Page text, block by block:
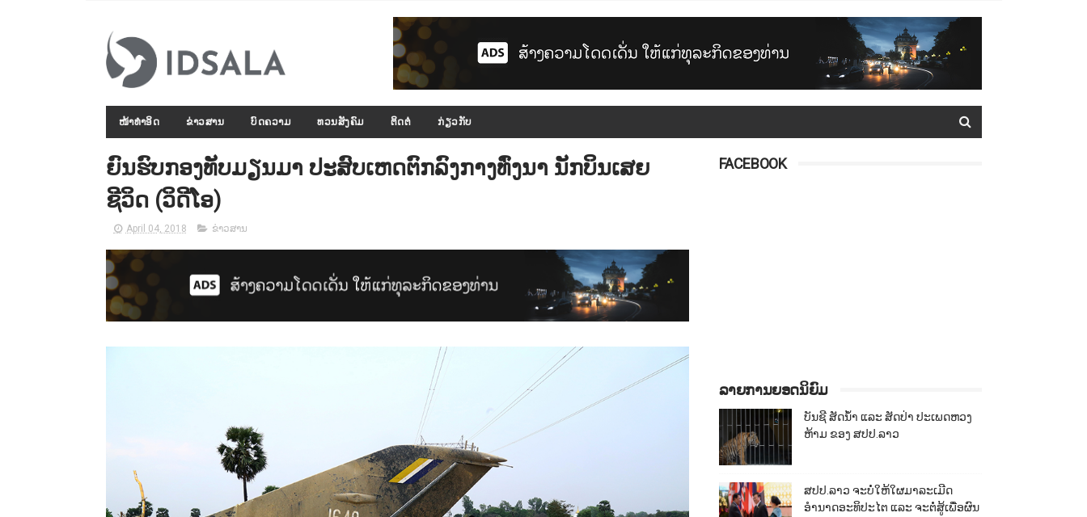
ໜ້າທຳອິດ ຂ່າວສານ ບົດຄວາມ ທວນສັງຄົມ ຕິດຕໍ່ ກ່ຽວກັບ
ຍົນຮົບກອງທັບມຽນມາ ປະສົບເຫດຕົກລົງກາງທົ່ງນາ ນັກບິນເສຍ
ຊີວິດ (ວິດີໂອ)
April 04, 2018 ຂ່າວສານ
FACEBOOK
ລາຍການຍອດນິຍົມ
ບັນຊີ ສັດນ້ຳ ແລະ ສັດປ່າ ປະເພດຫວງ
ຫ້າມ ຂອງ ສປປ.ລາວ
ສປປ.ລາວ ຈະບໍ່ໃຫ້ໃຜມາລະເມີດ
ອຳນາດອະທິປະໄຕ ແລະ ຈະຕໍ່ສູ້ເພື່ອຜົນ